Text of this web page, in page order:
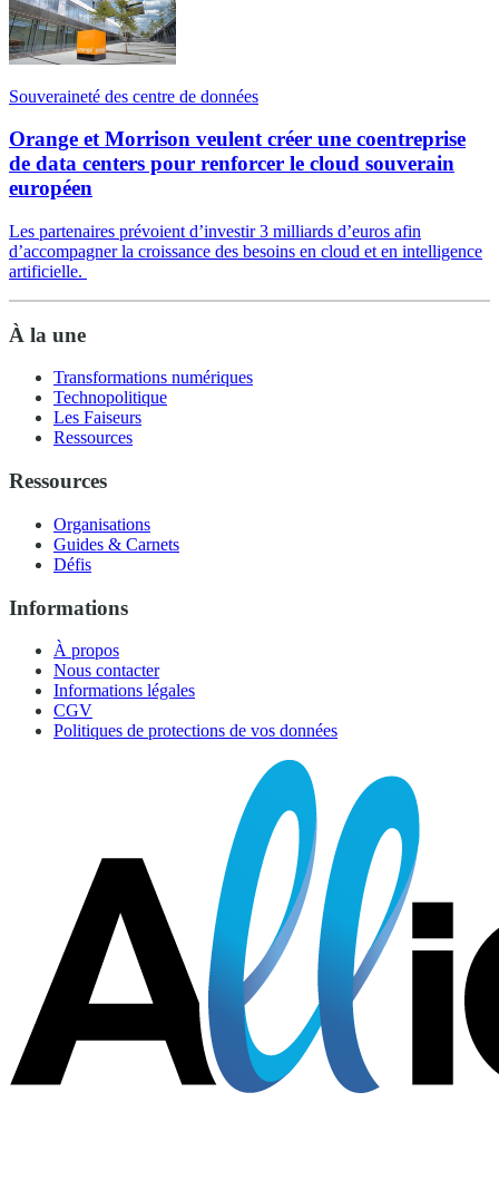
Souveraineté des centre de données
Orange et Morrison veulent créer une coentreprise
de data centers pour renforcer le cloud souverain
européen
Les partenaires prévoient d’investir 3 milliards d’euros afin
d’accompagner la croissance des besoins en cloud et en intelligence
artificielle.
À la une
Transformations numériques
Technopolitique
Les Faiseurs
Ressources
Ressources
Organisations
Guides & Carnets
Défis
Informations
À propos
Nous contacter
Informations légales
CGV
Politiques de protections de vos données